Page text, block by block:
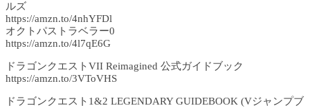
ルズ
https://amzn.to/4nhYFDl
オクトパストラベラー0
https://amzn.to/4l7qE6G
ドラゴンクエストVII Reimagined 公式ガイドブック
https://amzn.to/3VToVHS
ドラゴンクエスト1&2 LEGENDARY GUIDEBOOK (Vジャンプブ